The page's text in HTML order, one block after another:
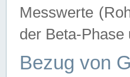
Messwerte
der Beta-Phase
Bezug von